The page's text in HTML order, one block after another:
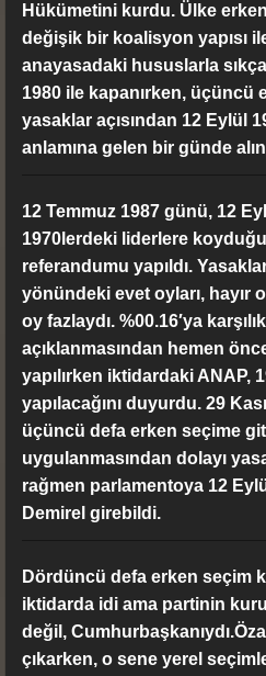
Hükümetini kurdu. Ülke
değişik bir koalisyon yapısı
anayasadaki hususlarla
1980 ile kapanırken, üçüncü
yasaklar açısından 12 Eylül
anlamına gelen bir günde
12 Temmuz 1987 günü, 12
1970lerdeki liderlere
referandumu yapıldı.
yönündeki evet oyları, hayır
oy fazlaydı. %00.16′ya
açıklanmasından hemen
yapılırken iktidardaki ANAP,
yapılacağını duyurdu. 29
üçüncü defa erken seçime
uygulanmasından dolayı
rağmen parlamentoya 12
Demirel girebildi.
Dördüncü defa erken seçim
iktidarda idi ama partinin
değil,
çıkarken, o sene yerel